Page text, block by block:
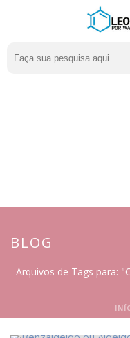
BLOG
Arquivos de Tags para: